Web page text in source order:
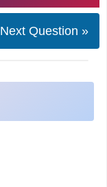
Next Question »